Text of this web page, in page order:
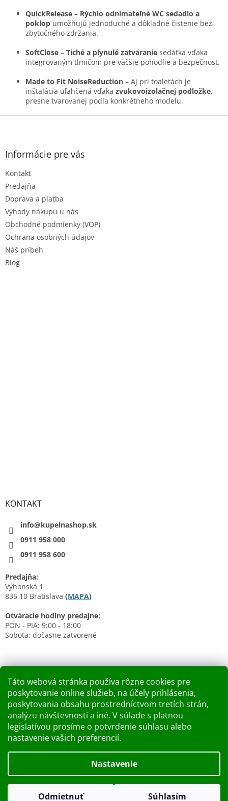
Táto webová stránka používa rôzne cookies pre
poskytovanie online služieb, na účely prihlásenia,
poskytovania obsahu prostredníctvom tretích strán,
analýzu návštevnosti a iné. V súlade s platnou
legislatívou prosíme o potvrdenie súhlasu alebo
nastavenie vašich preferencií.
Nastavenie
Odmietnuť Súhlasím
Dobry deň Chceme Vás informovať, že predajňa bude zatvorená
v piatok 7.8.2026. Ďakujeme za pochopenie S pozdravom
QuickRelease – Rýchlo odnímateľné WC sedadlo a
poklop umožňujú jednoduché a dôkladné čistenie bez
zbytočného zdržania.
SoftClose – Tiché a plynulé zatváranie sedátka vďaka
integrovaným tlmičom pre väčšie pohodlie a bezpečnosť.
Made to Fit NoiseReduction – Aj pri toaletách je
inštalácia uľahčená vďaka zvukovoizolačnej podložke,
presne tvarovanej podľa konkrétneho modelu.
Z
Informácie pre vás
Kontakt
Predajňa
Doprava a platba
Výhody nákupu u nás
Obchodné podmienky (VOP)
Ochrana osobných údajov
Náš príbeh
Blog
KONTAKT
info@kupelnashop.sk
0911 958 000
0911 958 600
Predajňa:
Výhonská 1
835 10 Bratislava (MAPA)
Otváracie hodiny predajne:
PON - PIA: 9:00 - 18:00
Sobota: dočasne zatvorené
Nákupný košík
0KS / 0 €
Kupelnashop.sk
Upraviť nastavenie cookies